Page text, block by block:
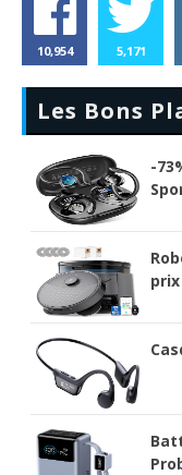
10,954 5,171
Les Bons
-